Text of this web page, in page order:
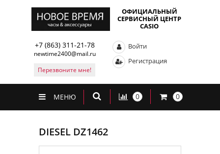
ОФИЦИАЛЬНЫЙ
СЕРВИСНЫЙ ЦЕНТР
CASIO
+7 (863) 311-21-78
newtime2400@mail.ru
Перезвоните мне!
Войти
Регистрация
МЕНЮ 0 0
DIESEL DZ1462